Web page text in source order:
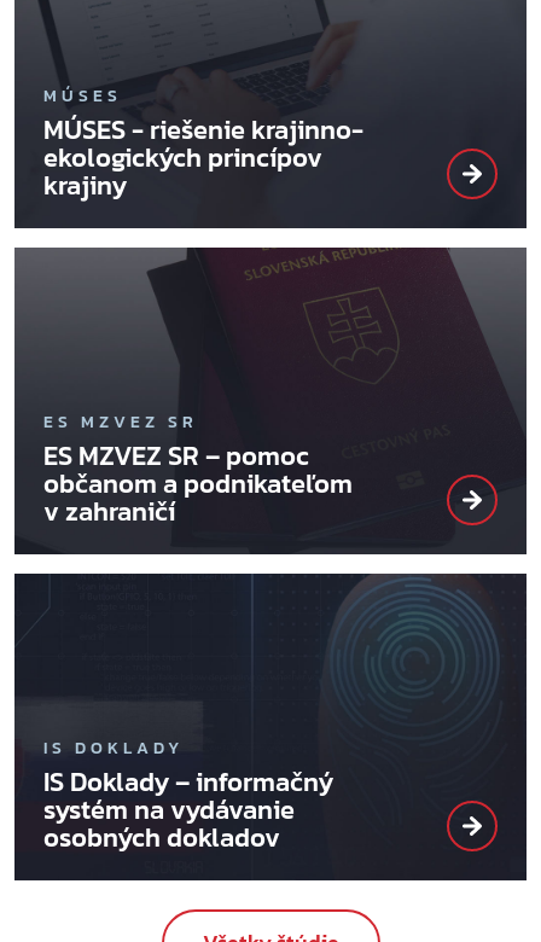
MÚSES
MÚSES - riešenie krajinno-
ekologických princípov
krajiny
ES MZVEZ SR
ES MZVEZ SR – pomoc
občanom a podnikateľom
v zahraničí
IS DOKLADY
IS Doklady – informačný
systém na vydávanie
osobných dokladov